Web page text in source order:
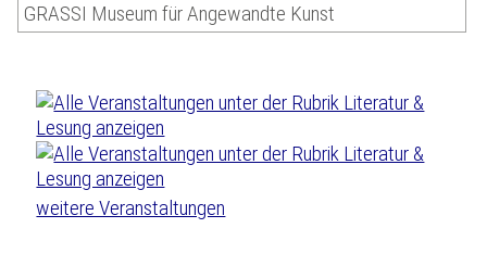
GRASSI Museum für Angewandte Kunst
weitere Veranstaltungen